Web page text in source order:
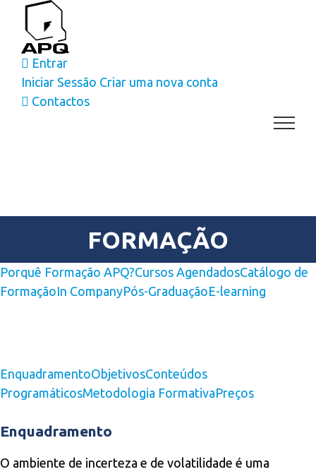
content
Entrar
Iniciar Sessão Criar uma nova conta
Contactos
FORMAÇÃO
Porquê Formação APQ?Cursos AgendadosCatálogo de
FormaçãoIn CompanyPós-GraduaçãoE-learning
EnquadramentoObjetivosConteúdos
ProgramáticosMetodologia FormativaPreços
Enquadramento
O ambiente de incerteza e de volatilidade é uma